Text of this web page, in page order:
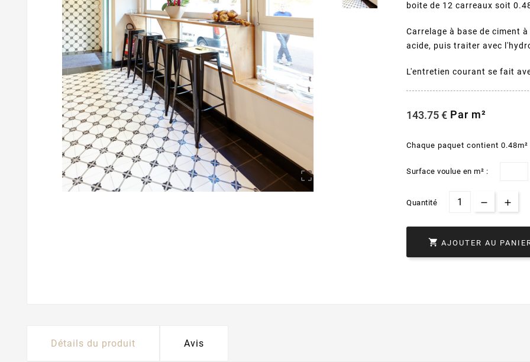

boite de 12 carreaux soit
Carrelage à base de ciment
acide, puis traiter avec
L'entretien courant se fait
143.75 € Par m²
Chaque paquet contient 0.48m²
Surface voulue en m² :
Quantité
 AJOUTER AU
Détails du produit Avis